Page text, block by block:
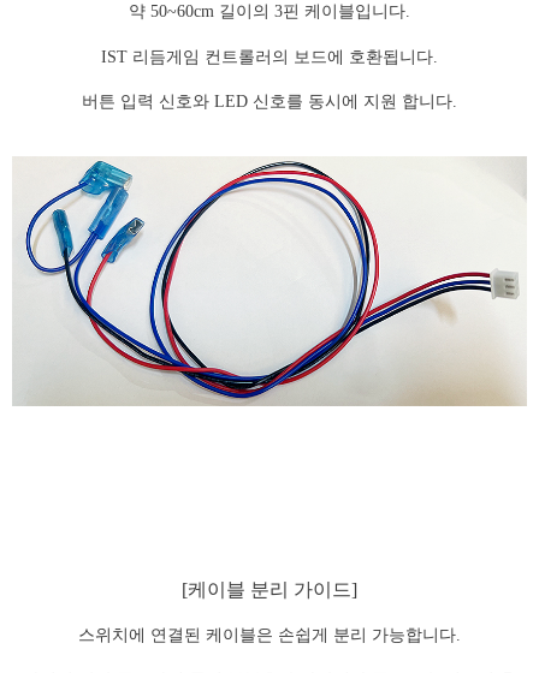
약 50~60cm 길이의 3핀 케이블입니다.
IST 리듬게임 컨트롤러의 보드에 호환됩니다.
버튼 입력 신호와 LED 신호를 동시에 지원 합니다.
[케이블 분리 가이드]
스위치에 연결된 케이블은 손쉽게 분리 가능합니다.